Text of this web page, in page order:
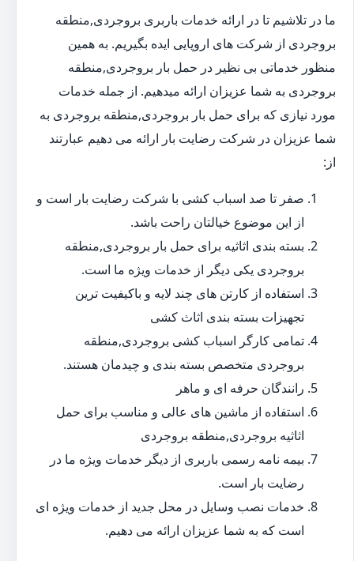
ما در تلاشیم تا در ارائه خدمات باربری بروجردی,منطقه
بروجردی از شرکت های اروپایی ایده بگیریم. به همین
منظور خدماتی بی نظیر در حمل بار بروجردی,منطقه
بروجردی به شما عزیزان ارائه میدهیم. از جمله خدمات
مورد نیازی که برای حمل بار بروجردی,منطقه بروجردی به
شما عزیزان در شرکت رضایت بار ارائه می دهیم عبارتند
از:
صفر تا صد اسباب کشی با شرکت رضایت بار است و
از این موضوع خیالتان راحت باشد.
بسته بندی اثاثیه برای حمل بار بروجردی,منطقه
بروجردی یکی دیگر از خدمات ویژه ما است.
استفاده از کارتن های چند لایه و باکیفیت ترین
تجهیزات بسته بندی اثاث کشی
تمامی کارگر اسباب کشی بروجردی,منطقه
بروجردی متخصص بسته بندی و چیدمان هستند.
رانندگان حرفه ای و ماهر
استفاده از ماشین های عالی و مناسب برای حمل
اثاثیه بروجردی,منطقه بروجردی
بیمه نامه رسمی باربری از دیگر خدمات ویژه ما در
رضایت بار است.
خدمات نصب وسایل در محل جدید از خدمات ویژه ای
است که به شما عزیزان ارائه می دهیم.